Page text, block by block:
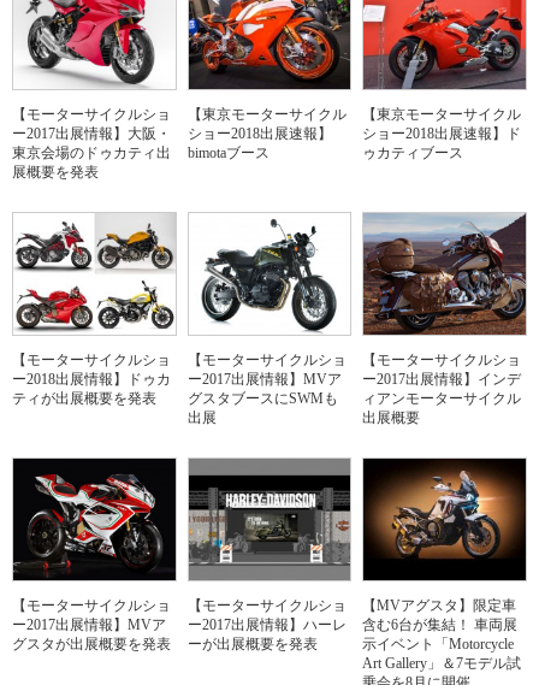
【モーターサイクルショ
ー2017出展情報】大阪・
東京会場のドゥカティ出
展概要を発表
【東京モーターサイクル
ショー2018出展速報】
bimotaブース
【東京モーターサイクル
ショー2018出展速報】ド
ゥカティブース
【モーターサイクルショ
ー2018出展情報】ドゥカ
ティが出展概要を発表
【モーターサイクルショ
ー2017出展情報】MVア
グスタブースにSWMも
出展
【モーターサイクルショ
ー2017出展情報】インデ
ィアンモーターサイクル
出展概要
【モーターサイクルショ
ー2017出展情報】MVア
グスタが出展概要を発表
【モーターサイクルショ
ー2017出展情報】ハーレ
ーが出展概要を発表
【MVアグスタ】限定車
含む6台が集結！ 車両展
示イベント「Motorcycle
Art Gallery」＆7モデル試